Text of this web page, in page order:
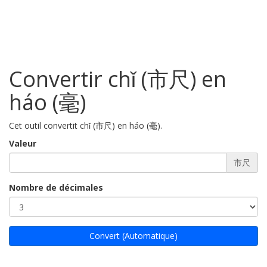
Convertir chǐ (市尺) en
háo (毫)
Cet outil convertit chǐ (市尺) en háo (毫).
Valeur
市尺
Nombre de décimales
Convert (Automatique)